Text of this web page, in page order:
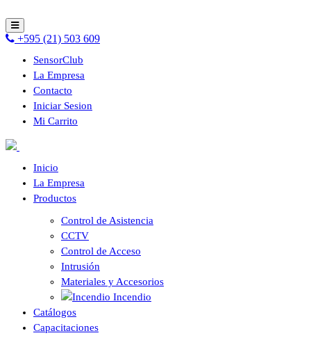
+595 (21) 503 609
SensorClub
La Empresa
Contacto
Iniciar Sesion
Mi Carrito
Inicio
La Empresa
Productos
Control de Asistencia
CCTV
Control de Acceso
Intrusión
Materiales y Accesorios
Incendio
Catálogos
Capacitaciones